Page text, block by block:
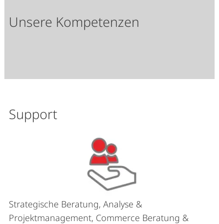
Unsere Kompetenzen
Support
Strategische Beratung, Analyse &
Projektmanagement, Commerce Beratung &